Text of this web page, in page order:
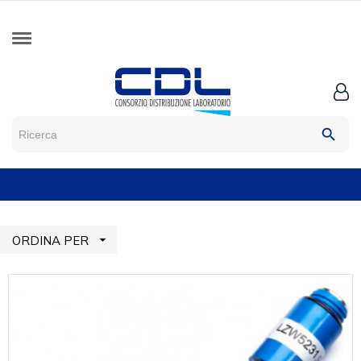
search
ORDINA PER 